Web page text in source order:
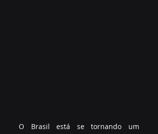
O Brasil está se tornando um